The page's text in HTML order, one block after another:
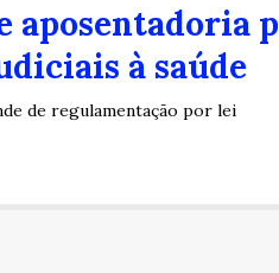
aposentadoria
à saúde
de regulamentação por lei